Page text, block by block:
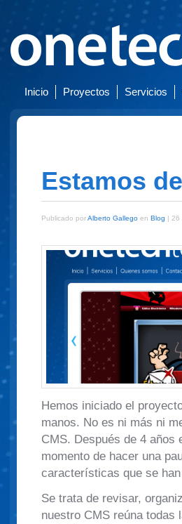
Inicio Proyectos Servicios
Estamos
Publicado porAlberto Gallego en Blog | 26
Hemos iniciado el
manos. No es ni más ni
CMS. Después de 4 años
momento de hacer una
características que se
Se trata de revisar,
nuestro CMS reúna